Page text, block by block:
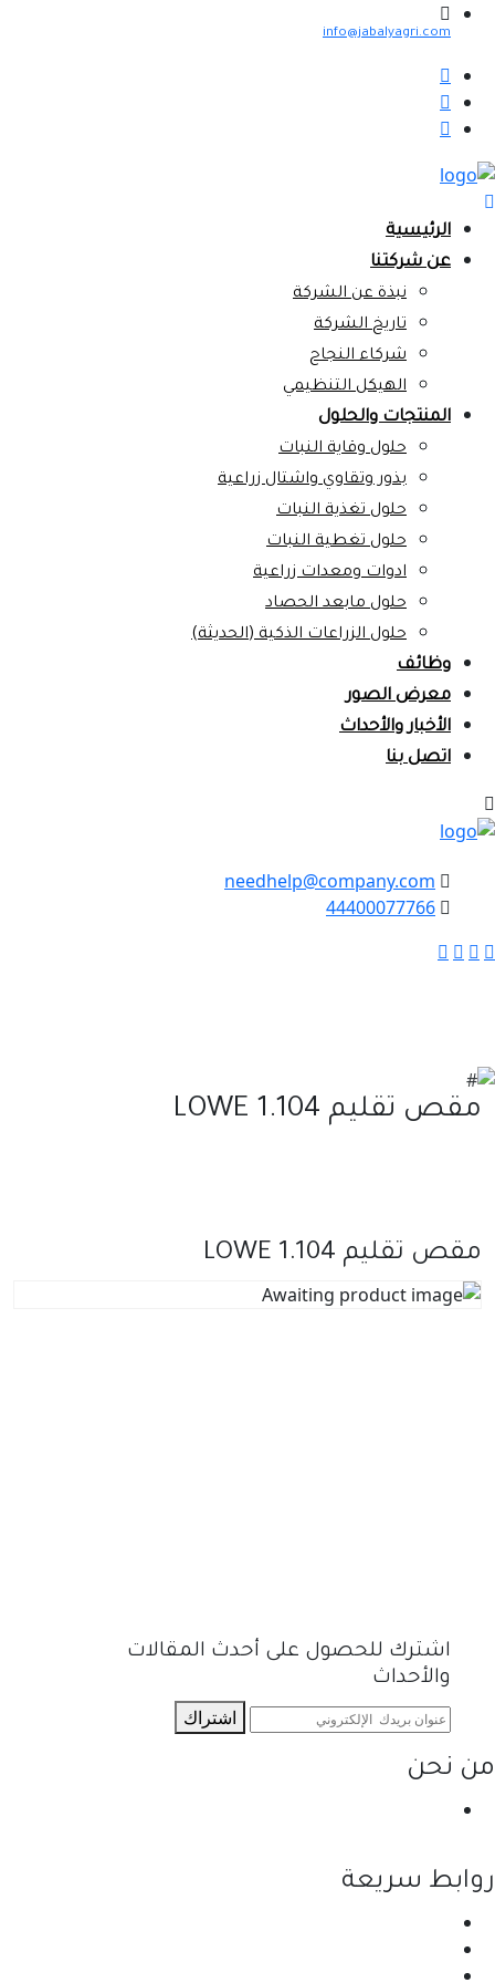
info@jabalyagri.com
الرئيسية
عن شركتنا
نبذة عن الشركة
تاريخ الشركة
شركاء النجاح
الهيكل التنظيمي
المنتجات والحلول
حلول وقاية النبات
بذور وتقاوي واشتال زراعية
حلول تغذية النبات
حلول تغطية النبات
ادوات ومعدات زراعية
حلول مابعد الحصاد
حلول الزراعات الذكية (الحديثة)
وظائف
معرض الصور
الأخبار والأحداث
اتصل بنا
needhelp@company.com
44400077766
مقص تقليم LOWE 1.104
مقص تقليم LOWE 1.104
اشترك للحصول على أحدث المقالات
والأحداث
اشتراك
من نحن
روابط سريعة